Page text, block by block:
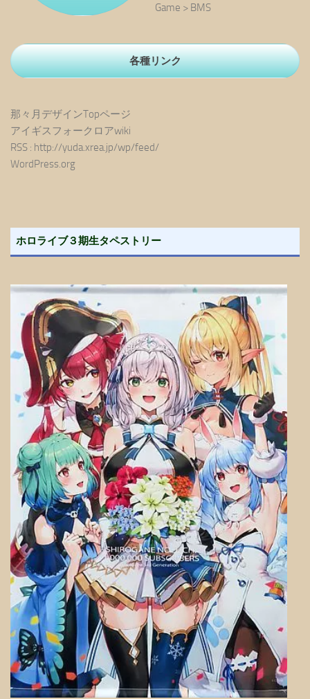
Game > BMS
各種リンク
那々月デザインTopページ
アイギスフォークロアwiki
RSS : http://yuda.xrea.jp/wp/feed/
WordPress.org
ホロライブ３期生タペストリー